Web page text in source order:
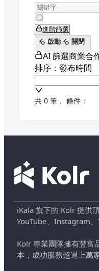
進階篩選
啟動
關閉
AI 篩選商業合
排序：發布時間
共 0 筆 ， 條件：
iKala 旗下的 Kolr 提供
YouTube、Instagram
Kolr 專業團隊擁有豐富
本，成功服務超過上萬